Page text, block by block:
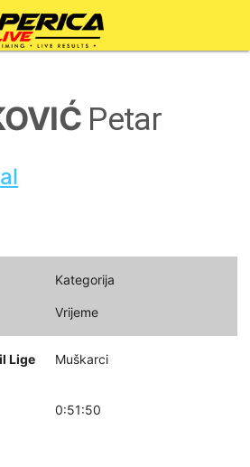
Petar
Kategorija
Vrijeme
Lige
Muškarci
0:51:50